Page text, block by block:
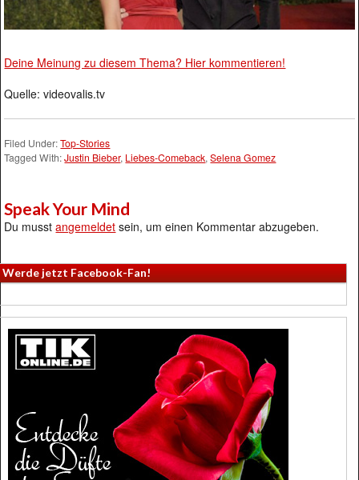
Deine Meinung zu diesem Thema? Hier kommentieren!
Quelle: videovalis.tv
Filed Under:Top-Stories
Tagged With:Justin Bieber, Liebes-Comeback,Selena Gomez
Speak Your Mind
Du musstangemeldet sein, um einen Kommentar abzugeben.
Werde jetzt Facebook-Fan!